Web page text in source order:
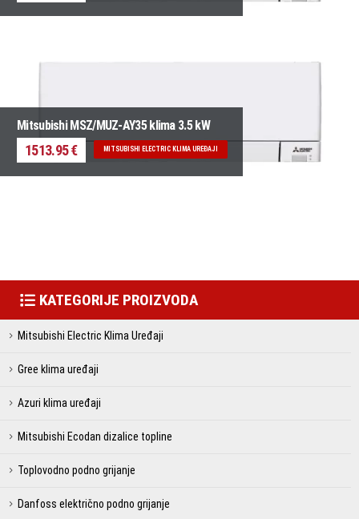
Mitsubishi MSZ/MUZ-AY35 klima 3.5 kW
1513.95 € MITSUBISHI ELECTRIC KLIMA UREĐAJI
KATEGORIJE PROIZVODA
Mitsubishi Electric Klima Uređaji
Gree klima uređaji
Azuri klima uređaji
Mitsubishi Ecodan dizalice topline
Toplovodno podno grijanje
Danfoss električno podno grijanje